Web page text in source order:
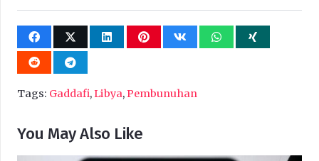
Tags: Gaddafi,Libya,Pembunuhan
You May Also Like